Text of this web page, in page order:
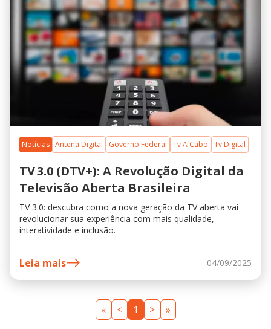
Notícias Antena Digital Governo Federal Tv A Cabo Tv Digital
TV 3.0 (DTV+): A Revolução Digital da
Televisão Aberta Brasileira
TV 3.0: descubra como a nova geração da TV aberta vai
revolucionar sua experiência com mais qualidade,
interatividade e inclusão.
Leia mais 04/09/2025
« < 1 > »